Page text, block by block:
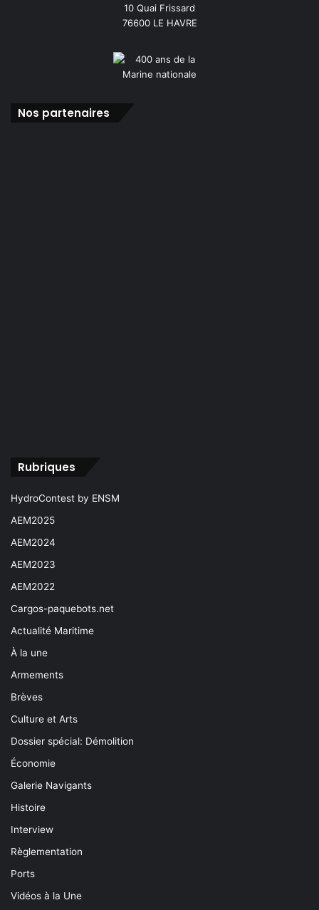
10 Quai Frissard
76600 LE HAVRE
Nos partenaires
Rubriques
HydroContest by ENSM
AEM2025
AEM2024
AEM2023
AEM2022
Cargos-paquebots.net
Actualité Maritime
À la une
Armements
Brèves
Culture et Arts
Dossier spécial: Démolition
Économie
Galerie Navigants
Histoire
Interview
Règlementation
Ports
Vidéos à la Une